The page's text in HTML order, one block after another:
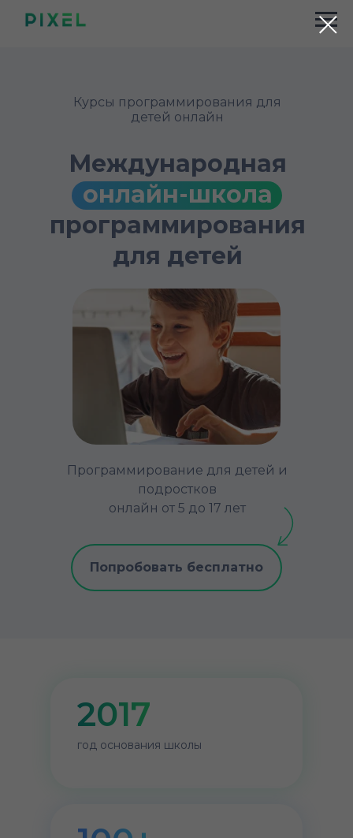
Программирование для детей и
подростков
онлайн от 5 до 17 лет
Попробовать бесплатно
Курсы программирования для
детей онлайн
Международная
онлайн-школа
программирования
для детей
2017
год основания школы